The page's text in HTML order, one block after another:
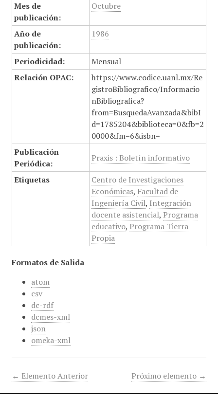
Mes de
publicación:
Octubre
Año de
publicación:
1986
Periodicidad:
Mensual
Relación OPAC:
https://www.codice.uanl.mx/Re
gistroBibliografico/Informacio
nBibliografica?
from=BusquedaAvanzada&bibI
d=1785204&biblioteca=0&fb=2
0000&fm=6&isbn=
Publicación
Periódica:
Praxis : Boletín informativo
Etiquetas
Centro de Investigaciones
Económicas, Facultad de
Ingeniería Civil, Integración
docente asistencial, Programa
educativo, Programa Tierra
Propia
Formatos de Salida
atom
csv
dc-rdf
dcmes-xml
json
omeka-xml
← Elemento Anterior Próximo elemento →